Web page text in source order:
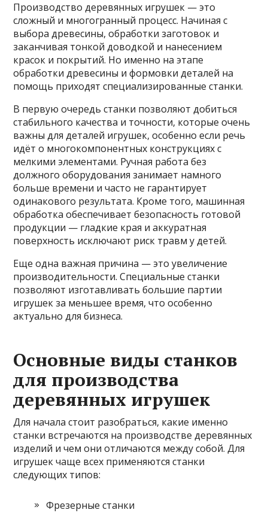
Производство деревянных игрушек — это
сложный и многогранный процесс. Начиная с
выбора древесины, обработки заготовок и
заканчивая тонкой доводкой и нанесением
красок и покрытий. Но именно на этапе
обработки древесины и формовки деталей на
помощь приходят специализированные станки.
В первую очередь станки позволяют добиться
стабильного качества и точности, которые очень
важны для деталей игрушек, особенно если речь
идёт о многокомпонентных конструкциях с
мелкими элементами. Ручная работа без
должного оборудования занимает намного
больше времени и часто не гарантирует
одинакового результата. Кроме того, машинная
обработка обеспечивает безопасность готовой
продукции — гладкие края и аккуратная
поверхность исключают риск травм у детей.
Еще одна важная причина — это увеличение
производительности. Специальные станки
позволяют изготавливать большие партии
игрушек за меньшее время, что особенно
актуально для бизнеса.
Основные виды станков
для производства
деревянных игрушек
Для начала стоит разобраться, какие именно
станки встречаются на производстве деревянных
изделий и чем они отличаются между собой. Для
игрушек чаще всех применяются станки
следующих типов:
Фрезерные станки